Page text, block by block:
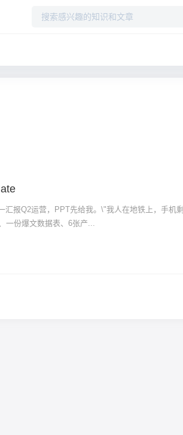
报Q2运营，PPT先给我。\"我人在地铁上，手机剩
一份爆文数据表、6张产...